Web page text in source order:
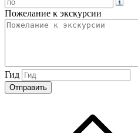
Пожелание к экскурсии
Гид